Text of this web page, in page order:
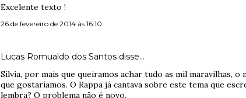
Excelente texto !
26 de fevereiro de 2014 às 16:10
Lucas Romualdo dos Santos disse…
Silvia, por mais que queiramos achar tudo as mil maravilhas, o
que gostaríamos. O Rappa já cantava sobre este tema que
lembra? O problema não é novo.